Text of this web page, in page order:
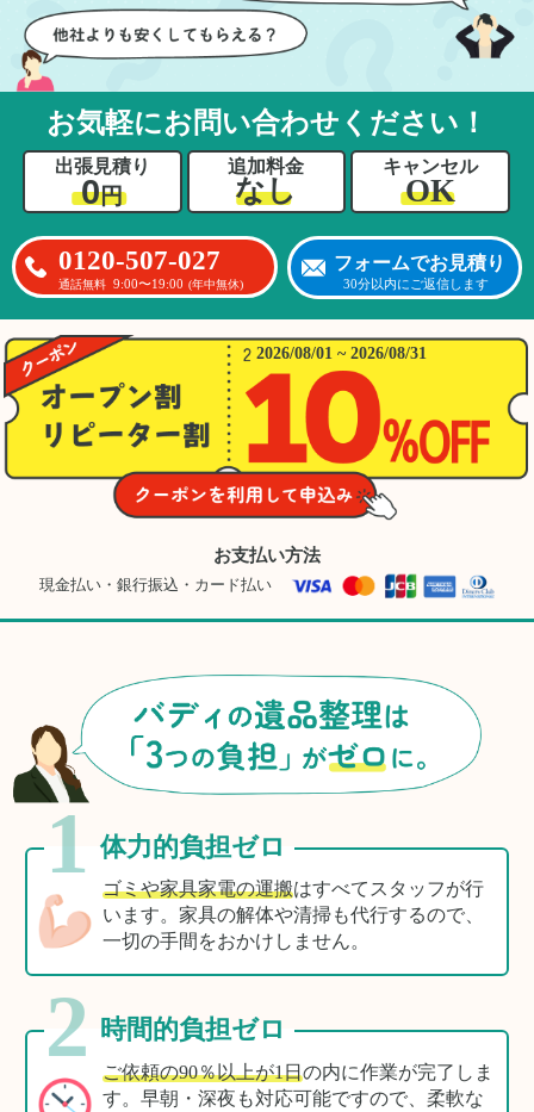
お気軽にお問い合わせください！
出張見積り
0円
追加料金
なし
キャンセル
OK
0120-507-027
通話無料 9:00〜19:00 (年中無休)
フォームでお見積り
30分以内にご返信します
2026/08/01 ~ 2026/08/31
お支払い方法
現金払い・銀行振込・カード払い
1 体力的負担ゼロ
ゴミや家具家電の運搬はすべてスタッフが行
います。家具の解体や清掃も代行するので、
一切の手間をおかけしません。
2 時間的負担ゼロ
ご依頼の90％以上が1日の内に作業が完了しま
す。早朝・深夜も対応可能ですので、柔軟な